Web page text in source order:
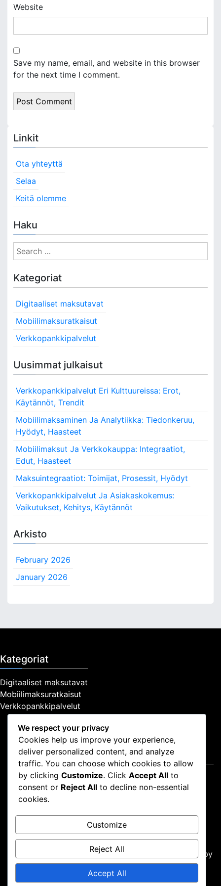
Website
Save my name, email, and website in this browser
for the next time I comment.
Linkit
Ota yhteyttä
Selaa
Keitä olemme
Haku
S
e
r
h
Kategoriat
Digitaaliset maksutavat
Mobiilimaksuratkaisut
Verkkopankkipalvelut
Uusimmat julkaisut
Verkkopankkipalvelut Eri Kulttuureissa: Erot,
Käytännöt, Trendit
Mobiilimaksaminen Ja Analytiikka: Tiedonkeruu,
Hyödyt, Haasteet
Mobiilimaksut Ja Verkkokauppa: Integraatiot,
Edut, Haasteet
Maksuintegraatiot: Toimijat, Prosessit, Hyödyt
Verkkopankkipalvelut Ja Asiakaskokemus:
Vaikutukset, Kehitys, Käytännöt
Arkisto
February 2026
January 2026
Kategoriat
Digitaaliset maksutavat
Mobiilimaksuratkaisut
Verkkopankkipalvelut
Oikeudellinen
Ota yhteyttä
Tietosuojapolitiikka
Käyttöehdot
Keitä olemme
Proudly powered by WordPress
Theme: news-box by
wpthemespace.com.
Ota yhteyttä Tietosuojapolitiikka Käyttöehdot
We respect your privacy
Cookies help us improve your experience,
deliver personalized content, and analyze
traffic. You can choose which cookies to allow
by clicking Customize. Click Accept All to
consent or Reject All to decline non-essential
cookies.
Customize
Reject All
Accept All